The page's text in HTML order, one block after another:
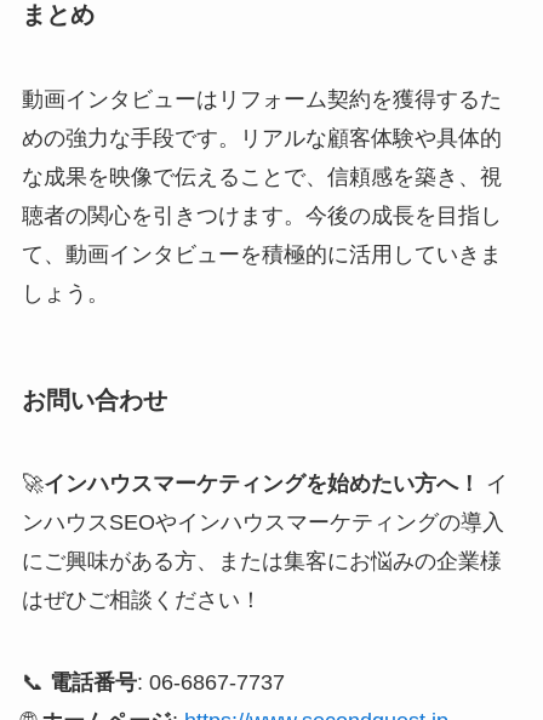
まとめ
動画インタビューはリフォーム契約を獲得するた
めの強力な手段です。リアルな顧客体験や具体的
な成果を映像で伝えることで、信頼感を築き、視
聴者の関心を引きつけます。今後の成長を目指し
て、動画インタビューを積極的に活用していきま
しょう。
お問い合わせ
🚀インハウスマーケティングを始めたい方へ！
イ
ンハウスSEOやインハウスマーケティングの導入
にご興味がある方、または集客にお悩みの企業様
はぜひご相談ください！
📞 電話番号: 06-6867-7737